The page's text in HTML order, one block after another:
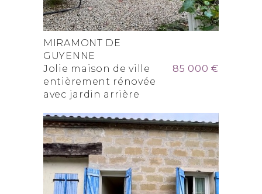
MIRAMONT DE
GUYENNE
Jolie maison de ville
entièrement rénovée
avec jardin arrière
85 000 €